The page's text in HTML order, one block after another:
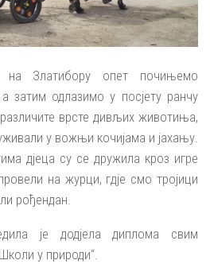
на Златибору опет почињемо
затим одлазимо у посјету ранчу
различите врсте дивљих животиња,
у вожњи кочијама и јахању.
дјеца су се дружила кроз игре
на журци, гдје смо тројици
рођендан.
је додјела диплома свим
у природи“.